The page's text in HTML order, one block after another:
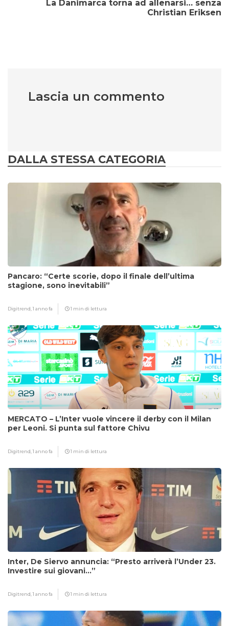
La Danimarca torna ad allenarsi… senza
Christian Eriksen
Lascia un commento
DALLA STESSA CATEGORIA
Pancaro: “Certe scorie, dopo il finale dell’ultima
stagione, sono inevitabili”
Digitrend,1 anno fa 1 min di lettura
MERCATO – L’Inter vuole vincere il derby con il Milan
per Leoni. Si punta sul fattore Chivu
Digitrend,1 anno fa 1 min di lettura
Inter, De Siervo annuncia: “Presto arriverà l’Under 23.
Investire sui giovani…”
Digitrend,1 anno fa 1 min di lettura